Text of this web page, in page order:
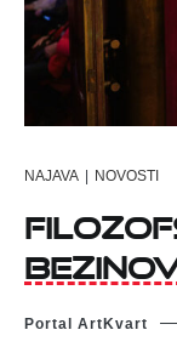
NAJAVA | NOVOSTI
Portal ArtKvart